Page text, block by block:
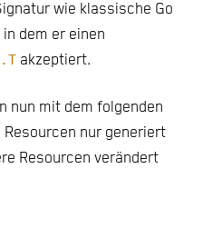
wie klassische Go
dem er einen
akzeptiert.
nun mit dem folgenden
Resourcen nur generiert
Resourcen verändert